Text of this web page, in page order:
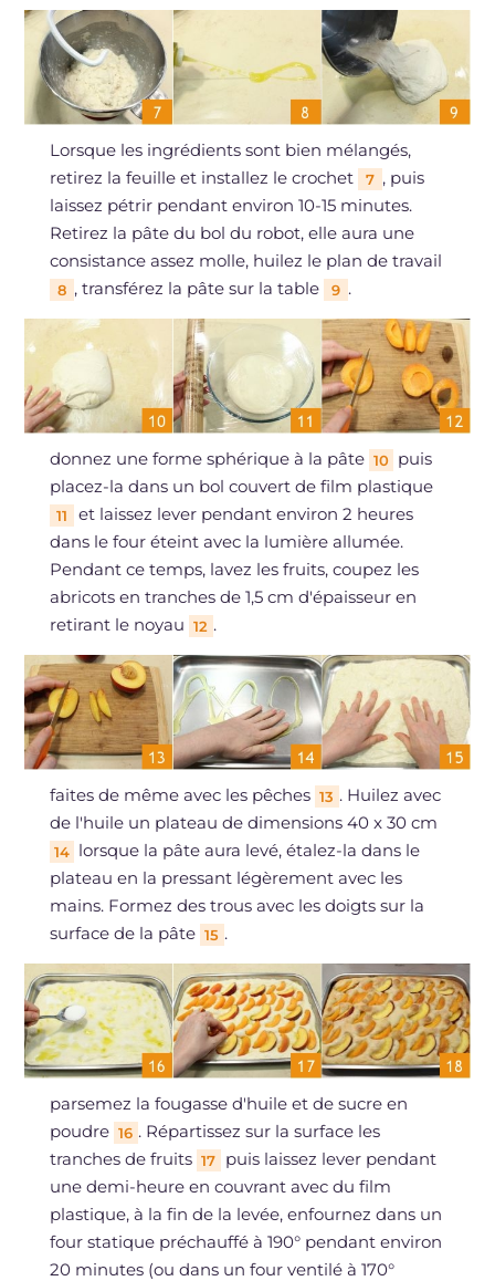
Lorsque les ingrédients sont bien mélangés,
retirez la feuille et installez le crochet
7 , puis
laissez pétrir pendant environ 10-15 minutes.
Retirez la pâte du bol du robot, elle aura une
consistance assez molle, huilez le plan de travail
8 , transférez la pâte sur la table 9 .
donnez une forme sphérique à la pâte 10 puis
placez-la dans un bol couvert de film plastique
11
et laissez lever pendant environ 2 heures
dans le four éteint avec la lumière allumée.
Pendant ce temps, lavez les fruits, coupez les
abricots en tranches de 1,5 cm d'épaisseur en
retirant le noyau 12 .
faites de même avec les pêches 13 . Huilez avec
de l'huile un plateau de dimensions 40 x 30 cm
14 lorsque la pâte aura levé, étalez-la dans le
plateau en la pressant légèrement avec les
mains. Formez des trous avec les doigts sur la
surface de la pâte 15 .
parsemez la fougasse d'huile et de sucre en
poudre 16 . Répartissez sur la surface les
tranches de fruits 17
puis laissez lever pendant
une demi-heure en couvrant avec du film
plastique, à la fin de la levée, enfournez dans un
four statique préchauffé à 190° pendant environ
20 minutes (ou dans un four ventilé à 170°